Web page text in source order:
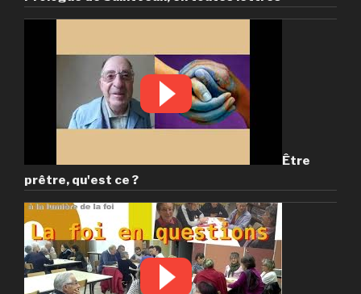
Être
prêtre, qu'est ce ?